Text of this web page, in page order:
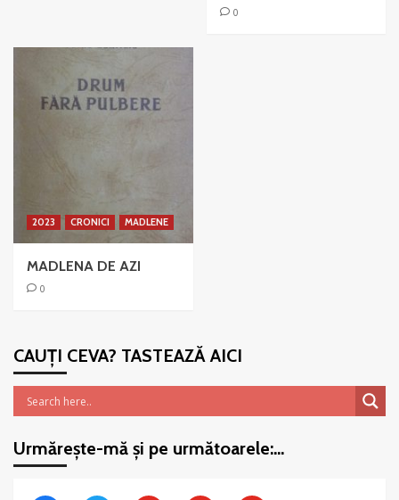
0
2023 CRONICI MADLENE
MADLENA DE AZI
0
CAUȚI CEVA? TASTEAZĂ AICI
Urmărește-mă și pe următoarele:…